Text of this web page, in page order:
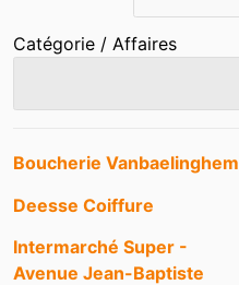
Catégorie / Affaires
Entrées
Boucherie Vanbaelinghem
Deesse Coiffure
Intermarché Super -
Avenue Jean-Baptiste